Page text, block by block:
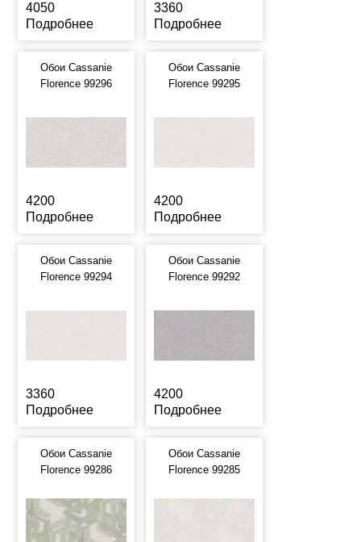
4050
Подробнее
3360
Подробнее
Обои Cassanie
Florence 99296
4200
Подробнее
Обои Cassanie
Florence 99295
4200
Подробнее
Обои Cassanie
Florence 99294
3360
Подробнее
Обои Cassanie
Florence 99292
4200
Подробнее
Обои Cassanie
Florence 99286
Обои Cassanie
Florence 99285